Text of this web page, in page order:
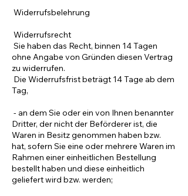
Widerrufsbelehrung
Widerrufsrecht
Sie haben das Recht, binnen 14 Tagen
ohne Angabe von Gründen diesen Vertrag
zu widerrufen.
Die Widerrufsfrist beträgt 14 Tage ab dem
Tag,
- an dem Sie oder ein von Ihnen benannter
Dritter, der nicht der Beförderer ist, die
Waren in Besitz genommen haben bzw.
hat, sofern Sie eine oder mehrere Waren im
Rahmen einer einheitlichen Bestellung
bestellt haben und diese einheitlich
geliefert wird bzw. werden;